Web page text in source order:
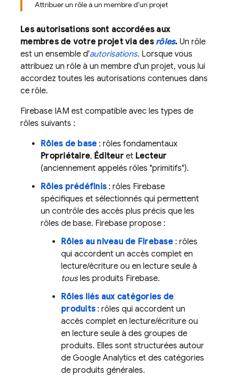
Attribuer un rôle à un membre d'un projet
Les autorisations sont accordées aux
membres de votre projet via des rôles. Un rôle
est un ensemble d'autorisations. Lorsque vous
attribuez un rôle à un membre d'un projet, vous lui
accordez toutes les autorisations contenues dans
ce rôle.
Firebase IAM est compatible avec les types de
rôles suivants :
Rôles de base : rôles fondamentaux
Propriétaire, Éditeuret Lecteur
(anciennement appelés rôles "primitifs").
Rôles prédéfinis: rôles Firebase
spécifiques et sélectionnés qui permettent
un contrôle des accès plus précis que les
rôles de base. Firebase propose :
Rôles au niveau de Firebase: rôles
qui accordent un accès complet en
lecture/écriture ou en lecture seule à
tousles produits Firebase.
Rôles liés aux catégories de
produits: rôles qui accordent un
accès complet en lecture/écriture ou
en lecture seule à des groupes de
produits. Elles sont structurées autour
de Google Analytics et des catégories
de produits générales.